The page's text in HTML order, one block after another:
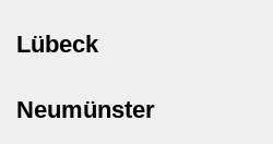
Lübeck
Neumünster